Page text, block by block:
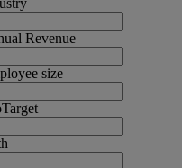
Revenue
size